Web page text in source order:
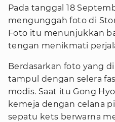
Pada tanggal 18
mengunggah foto di
Foto itu menunjukkan
tengan menikmati
Berdasarkan foto yang
tampul dengan selera
modis. Saat itu Gong
kemeja dengan celana
sepatu kets berwarna